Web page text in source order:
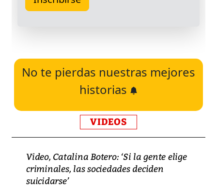
No te pierdas nuestras mejores
historias
VIDEOS
Video, Catalina Botero: ‘Si la gente elige
criminales, las sociedades deciden
suicidarse’